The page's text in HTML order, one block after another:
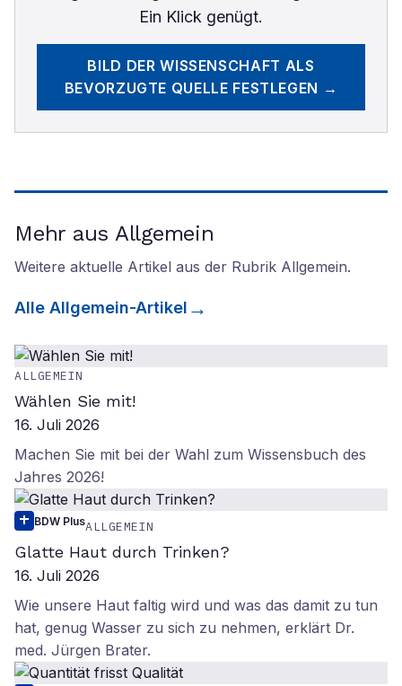
Ein Klick genügt.
BILD DER WISSENSCHAFT ALS
BEVORZUGTE QUELLE FESTLEGEN →
Mehr aus Allgemein
Weitere aktuelle Artikel aus der Rubrik Allgemein.
Alle Allgemein-Artikel
ALLGEMEIN
Wählen Sie mit!
16. Juli 2026
Machen Sie mit bei der Wahl zum Wissensbuch des
Jahres 2026!
BDW PlusALLGEMEIN
Glatte Haut durch Trinken?
16. Juli 2026
Wie unsere Haut faltig wird und was das damit zu tun
hat, genug Wasser zu sich zu nehmen, erklärt Dr.
med. Jürgen Brater.